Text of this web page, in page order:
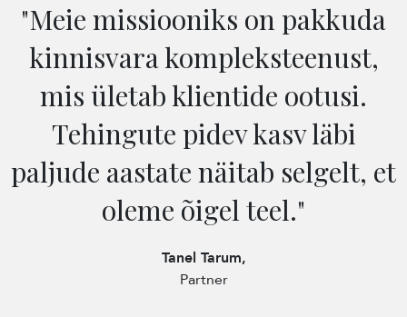
"Meie missiooniks on pakkuda
kinnisvara kompleksteenust,
mis ületab klientide ootusi.
Tehingute pidev kasv läbi
paljude aastate näitab selgelt, et
oleme õigel teel."
Tanel Tarum,
Partner